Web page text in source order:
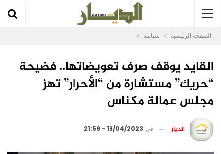
الصفحة الرئيسية سياسة
القايد يوقف صرف تعويضاتها.. فضيحة
“حريك” مستشارة من “الأحرار” تهز
مجلس عمالة مكناس
الديار في 18/04/2023 - 21:59